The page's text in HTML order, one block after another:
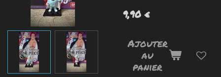
9,90 €
Ajouter
au
panier